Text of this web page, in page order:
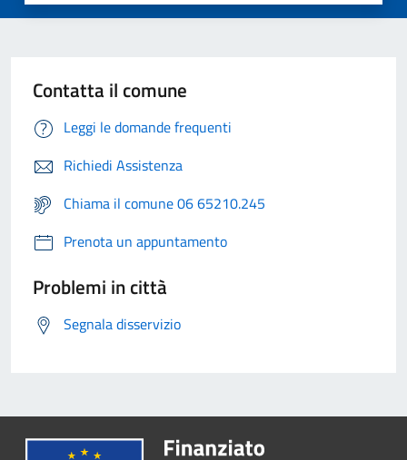
Contatta il comune
Leggi le domande frequenti
Richiedi Assistenza
Chiama il comune 06 65210.245
Prenota un appuntamento
Problemi in città
Segnala disservizio